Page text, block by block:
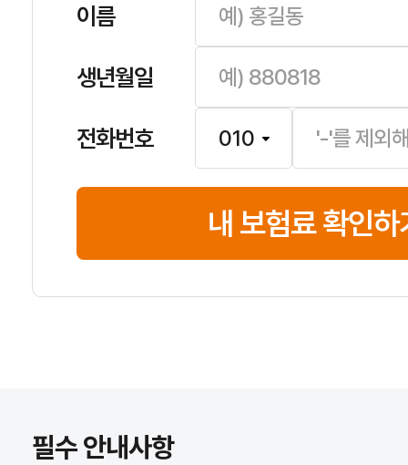
이름
생년월일
전화번호
내 보험료 확인하
필수 안내사항